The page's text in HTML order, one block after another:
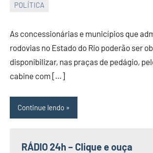
POLÍTICA
GRANDE
DO
NORTE
As concessionárias e municípios que
rodovias no Estado do Rio poderão ser
disponibilizar, nas praças de pedágio,
cabine com […]
Continue lendo
RÁDIO 24h – Clique e ouça